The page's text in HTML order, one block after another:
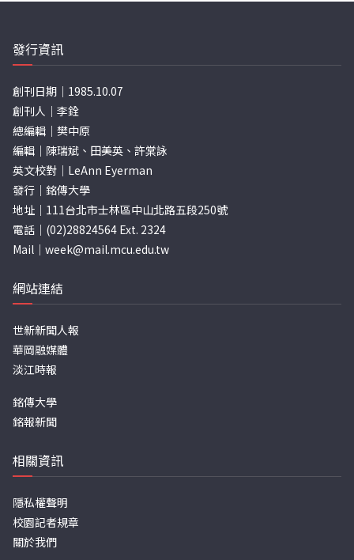
發行資訊
創刊日期｜1985.10.07
創刊人｜李銓
總編輯｜樊中原
編輯｜陳瑞斌、田美英、許棠詠
英文校對｜LeAnn Eyerman
發行｜銘傳大學
地址｜111台北市士林區中山北路五段250號
電話｜(02)28824564 Ext. 2324
Mail｜ week@mail.mcu.edu.tw
網站連結
世新新聞人報
華岡融媒體
淡江時報
銘傳大學
銘報新聞
相關資訊
隱私權聲明
校園記者規章
關於我們